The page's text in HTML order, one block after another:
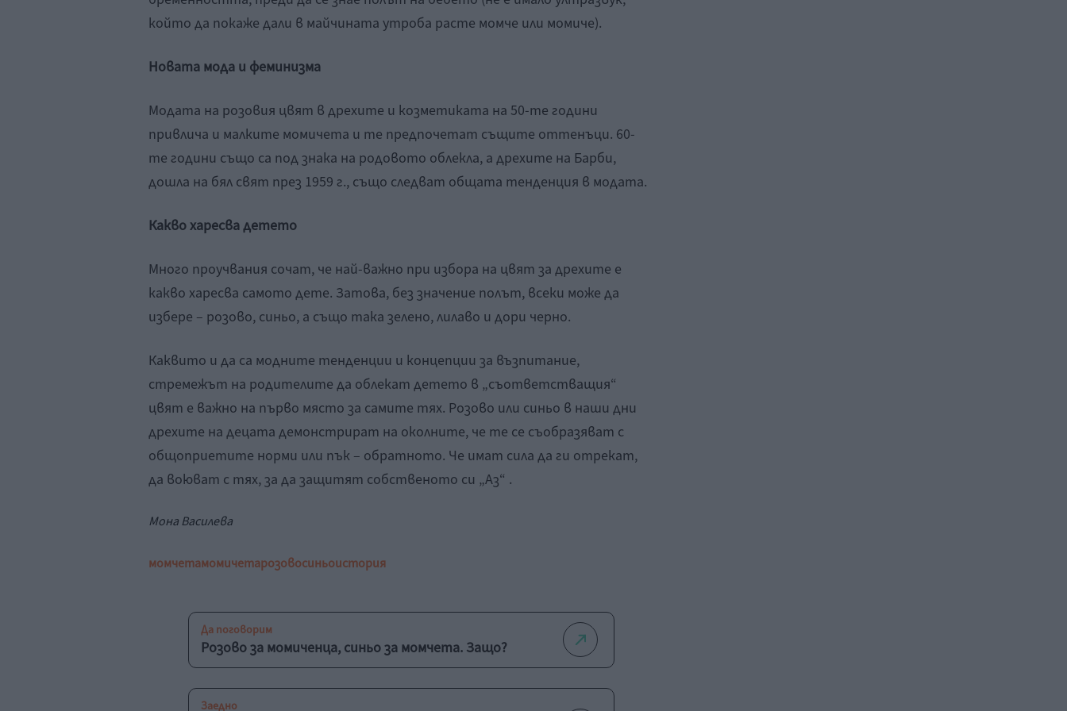
който да покаже дали в майчината утроба расте момче или момиче).
Новата мода и феминизма
Модата на розовия цвят в дрехите и козметиката на 50-те години
привлича и малките момичета и те предпочетат същите оттенъци. 60-
те години също са под знака на родовото облекла, а дрехите на Барби,
дошла на бял свят през 1959 г., също следват общата тенденция в модата.
Какво харесва детето
Много проучвания сочат, че най-важно при избора на цвят за дрехите е
какво харесва самото дете. Затова, без значение полът, всеки може да
избере – розово, синьо, а също така зелено, лилаво и дори черно.
Каквито и да са модните тенденции и концепции за възпитание,
стремежът на родителите да облекат детето в „съответстващия“
цвят е важно на първо място за самите тях. Розово или синьо в наши дни
дрехите на децата демонстрират на околните, че те се съобразяват с
общоприетите норми или пък – обратното. Че имат сила да ги отрекат,
да воюват с тях, за да защитят собственото си „Аз“ .
Мона Василева
момчетамомичетарозовосиньоистория
Да поговорим
Розово за момиченца, синьо за момчета. Защо?
Заедно